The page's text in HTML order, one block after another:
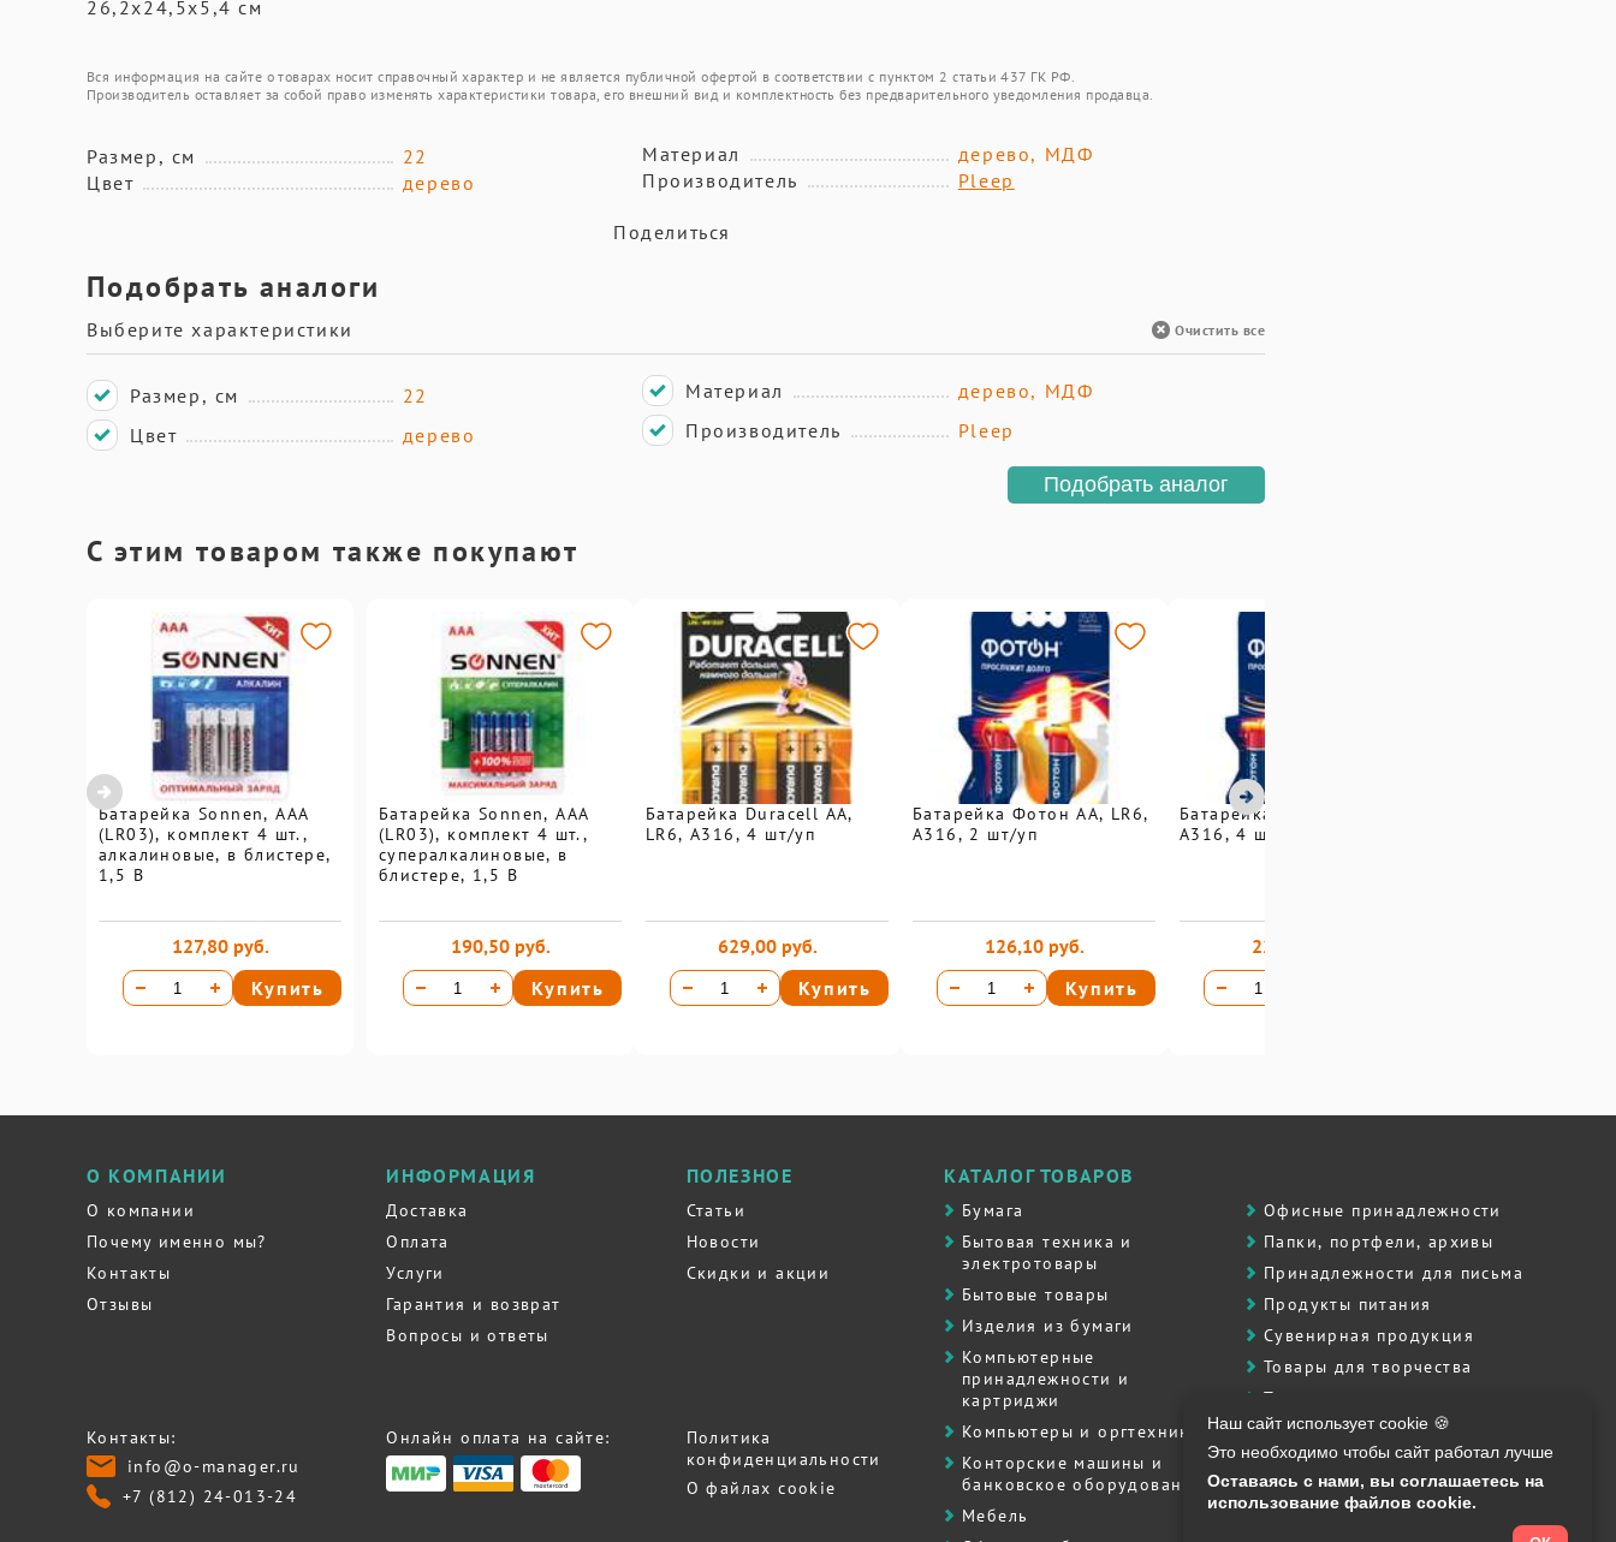
26,2х24,5х5,4 см
Вся информация на сайте о товарах носит справочный характер и не является публичной офертой в соответствии с пунктом 2 статьи 437 ГК РФ.
Производитель оставляет за собой право изменять характеристики товара, его внешний вид и комплектность без предварительного уведомления продавца.
Размер, см
22
Цвет
дерево
Материал
дерево, МДФ
Производитель
Pleep
Поделиться
Подобрать аналоги
Выберите характеристики Очистить все
Размер, см
22
Цвет
дерево
Материал
дерево, МДФ
Производитель
Pleep
Подобрать аналог
С этим товаром также покупают
Батарейка Sonnen, AAA
(LR03), комплект 4 шт.,
алкалиновые, в блистере,
1,5 В
127,80 руб.
Купить
Батарейка Sonnen, AAA
(LR03), комплект 4 шт.,
супералкалиновые, в
блистере, 1,5 В
190,50 руб.
Купить
Батарейка Duracell АА,
LR6, А316, 4 шт/уп
629,00 руб.
Купить
Батарейка Фотон АА, LR6,
А316, 2 шт/уп
126,10 руб.
Купить
Батарейка Фотон АА, LR6,
А316, 4 шт/уп
225,10 руб.
О КОМПАНИИ
О компании
Почему именно мы?
Контакты
Отзывы
ИНФОРМАЦИЯ
Доставка
Оплата
Услуги
Гарантия и возврат
Вопросы и ответы
ПОЛЕЗНОЕ
Статьи
Новости
Скидки и акции
Контакты:
info@o-manager.ru
+7 (812) 24-013-24
Онлайн оплата на сайте:
Политика
конфиденциальности
О файлах cookie
КАТАЛОГ ТОВАРОВ
Бумага
Бытовая техника и
электротовары
Бытовые товары
Изделия из бумаги
Компьютерные
принадлежности и
картриджи
Компьютеры и оргтехника
Контоpские машины и
банковское оборудование
Мебель
Офисные принадлежности
Папки, портфели, архивы
Принадлежности для письма
Продукты питания
Сувенирная продукция
Товары для творчества
Товары для школы
Хозяйственные товары
Штемпельная продукция
Полиграфия, печати, штампы
Наш сайт использует cookie 🍪
Это необходимо чтобы сайт работал лучше
Оставаясь с нами, вы соглашаетесь на
использование файлов cookie.